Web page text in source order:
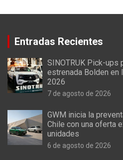
Entradas Recientes
SINOTRUK Pick-ups
estrenada Bolden en
2026
7 de agosto de 2026
GWM inicia la
Chile con una oferta
unidades
6 de agosto de 2026